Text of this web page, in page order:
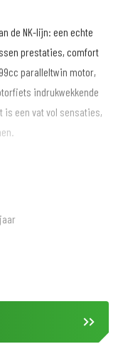
de NK-lijn: een echte
prestaties, comfort
paralleltwin motor,
indrukwekkende
is een vat vol sensaties,
dealer van de